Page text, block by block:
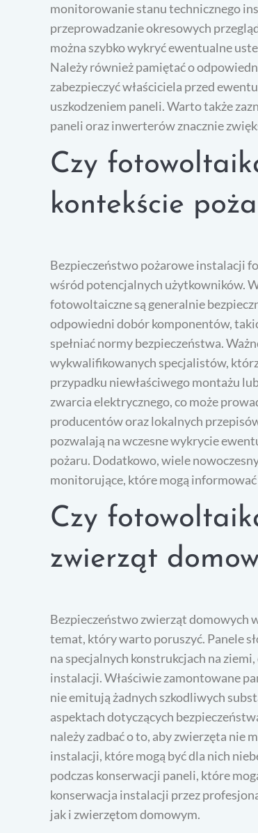
monitorowanie stanu technicznego
przeprowadzanie okresowych
można szybko wykryć ewentualne
Należy również pamiętać o
zabezpieczyć właściciela przed
uszkodzeniem paneli. Warto także
paneli oraz inwerterów znacznie
Czy
kontekście
Bezpieczeństwo pożarowe instalacji
wśród potencjalnych użytkowników.
fotowoltaiczne są generalnie
odpowiedni dobór komponentów,
spełniać normy bezpieczeństwa.
wykwalifikowanych specjalistów,
przypadku niewłaściwego montażu
zwarcia elektrycznego, co może
producentów oraz lokalnych
pozwalają na wczesne wykrycie
pożaru. Dodatkowo, wiele
monitorujące, które mogą
Czy
zwierząt
Bezpieczeństwo zwierząt domowych
temat, który warto poruszyć. Panele
na specjalnych konstrukcjach na
instalacji. Właściwie zamontowane
nie emitują żadnych szkodliwych
aspektach dotyczących
należy zadbać o to, aby zwierzęta nie
instalacji, które mogą być dla nich
podczas konserwacji paneli, które
konserwacja instalacji przez
jak i zwierzętom domowym.